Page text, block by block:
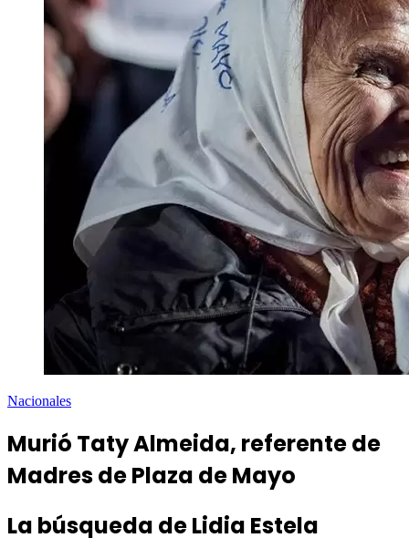
Nacionales
Murió Taty Almeida, referente de
Madres de Plaza de Mayo
La búsqueda de Lidia Estela